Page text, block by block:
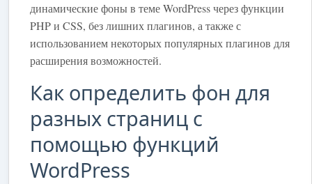
динамические фоны в теме WordPress через функции
PHP и CSS, без лишних плагинов, а также с
использованием некоторых популярных плагинов для
расширения возможностей.
Как определить фон для
разных страниц с
помощью функций
WordPress